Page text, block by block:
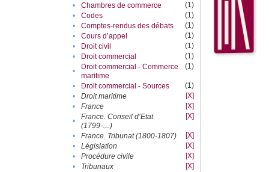
•
Chambres de commerce
(1)
•
Codes
(1)
•
Comptes-rendus des débats
(1)
•
Cours d’appel
(1)
•
Droit civil
(1)
•
Droit commercial
(1)
•
Droit commercial - Commerce
maritime
(1)
• Droit commercial - Sources
(1)
•
Droit maritime
[X]
•
France
[X]
•
France. Conseil d’Etat
(1799-....)
[X]
• France. Tribunat (1800-1807)
[X]
•
Législation
[X]
•
Procédure civile
[X]
•
Tribunaux
[X]